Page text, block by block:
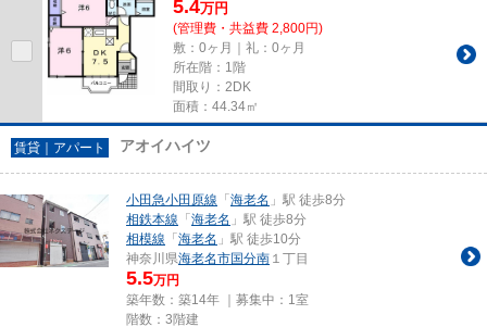
5.4万円
(管理費・共益費 2,800円)
敷：0ヶ月｜礼：0ヶ月
所在階：1階
間取り：2DK
面積：44.34㎡
賃貸｜アパート アオイハイツ
小田急小田原線 「海老名 」駅 徒歩8分
相鉄本線 「海老名 」駅 徒歩8分
相模線 「海老名 」駅 徒歩10分
神奈川県海老名市国分南 １丁目
5.5万円
築年数：築14年 ｜募集中： 1室
階数：3階建